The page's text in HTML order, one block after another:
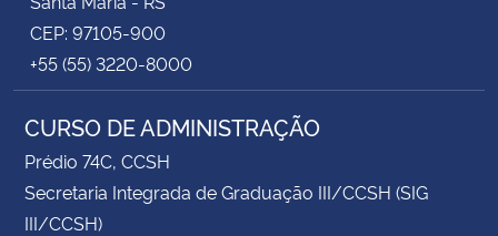
CEP: 97105-900
+55 (55) 3220-8000
CURSO DE ADMINISTRAÇÃO
Prédio 74C, CCSH
Secretaria Integrada de Graduação III/CCSH (SIG
III/CCSH)